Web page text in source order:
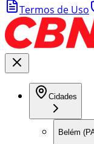
Termos de Uso
Cidades
Belém